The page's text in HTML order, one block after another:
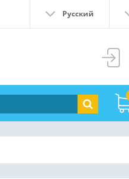
Русский